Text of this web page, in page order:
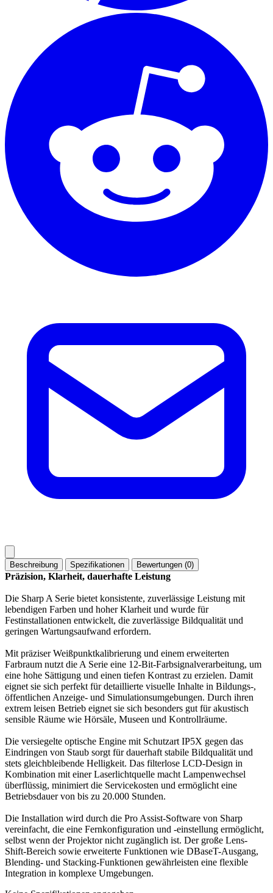
Beschreibung Spezifikationen Bewertungen (0)
Präzision, Klarheit, dauerhafte Leistung
Die Sharp A Serie bietet konsistente, zuverlässige Leistung mit
lebendigen Farben und hoher Klarheit und wurde für
Festinstallationen entwickelt, die zuverlässige Bildqualität und
geringen Wartungsaufwand erfordern.
Mit präziser Weißpunktkalibrierung und einem erweiterten
Farbraum nutzt die A Serie eine 12-Bit-Farbsignalverarbeitung, um
eine hohe Sättigung und einen tiefen Kontrast zu erzielen. Damit
eignet sie sich perfekt für detaillierte visuelle Inhalte in Bildungs-,
öffentlichen Anzeige- und Simulationsumgebungen. Durch ihren
extrem leisen Betrieb eignet sie sich besonders gut für akustisch
sensible Räume wie Hörsäle, Museen und Kontrollräume.
Die versiegelte optische Engine mit Schutzart IP5X gegen das
Eindringen von Staub sorgt für dauerhaft stabile Bildqualität und
stets gleichbleibende Helligkeit. Das filterlose LCD-Design in
Kombination mit einer Laserlichtquelle macht Lampenwechsel
überflüssig, minimiert die Servicekosten und ermöglicht eine
Betriebsdauer von bis zu 20.000 Stunden.
Die Installation wird durch die Pro Assist-Software von Sharp
vereinfacht, die eine Fernkonfiguration und -einstellung ermöglicht,
selbst wenn der Projektor nicht zugänglich ist. Der große Lens-
Shift-Bereich sowie erweiterte Funktionen wie DBaseT-Ausgang,
Blending- und Stacking-Funktionen gewährleisten eine flexible
Integration in komplexe Umgebungen.